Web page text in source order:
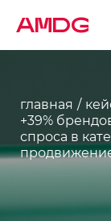
AMDG
главная
+39%
спроса в